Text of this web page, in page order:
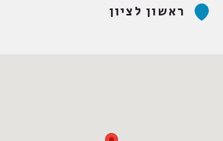
ראשון לציון